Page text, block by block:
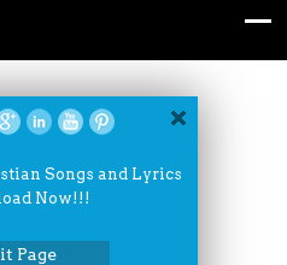
Songs and Lyrics
Now!!!
Page